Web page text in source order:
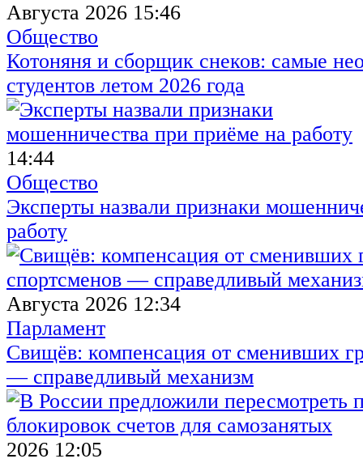
Августа 2026 15:46
Общество
Котоняня и сборщик снеков: самые
студентов летом 2026 года
14:44
Общество
Эксперты назвали признаки
работу
Августа 2026 12:34
Парламент
Свищёв: компенсация от сменивших
— справедливый механизм
2026 12:05